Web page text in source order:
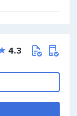
4.3